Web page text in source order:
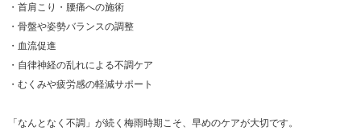
・首肩こり・腰痛への施術
・骨盤や姿勢バランスの調整
・血流促進
・自律神経の乱れによる不調ケア
・むくみや疲労感の軽減サポート
「なんとなく不調」が続く梅雨時期こそ、早めのケアが大切です。